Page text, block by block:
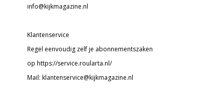
info@kijkmagazine.nl
Klantenservice
Regel eenvoudig zelf je abonnementszaken
op https://service.roularta.nl/
Mail: klantenservice@kijkmagazine.nl